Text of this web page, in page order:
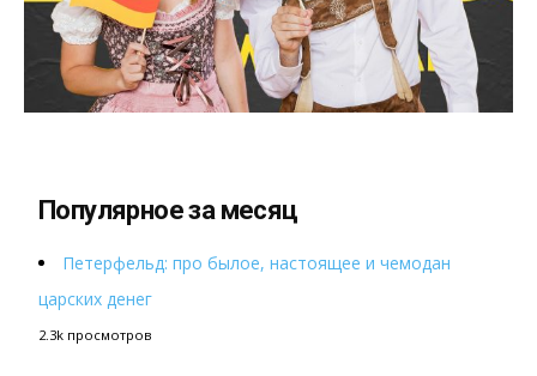
Популярное за месяц
Петерфельд: про былое, настоящее и чемодан
царских денег
2.3k просмотров